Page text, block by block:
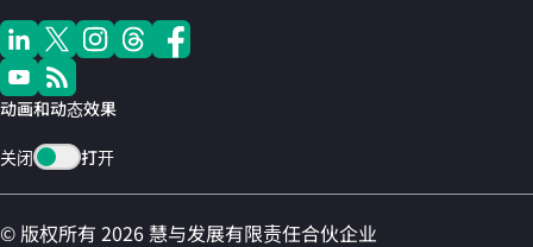
动画和动态效果
关闭 打开
© 版权所有 2026 慧与发展有限责任合伙企业